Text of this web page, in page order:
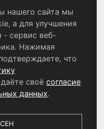
данных
«Информационный
о регистрации СМИ
по надзору в сфере
и массовых
нашего сайта мы
а для улучшения
- сервис веб-
Нажимая
что
своё согласие
данных.